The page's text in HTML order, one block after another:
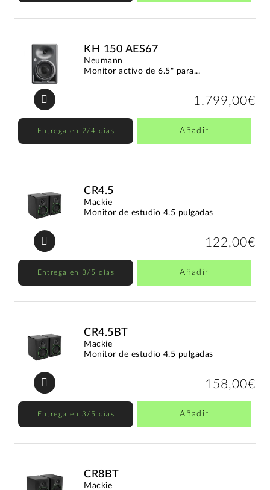
KH 150 AES67
Neumann
Monitor activo de 6.5" para...
1.799,00€
Entrega en 2/4 días Añadir
CR4.5
Mackie
Monitor de estudio 4.5 pulgadas
122,00€
Entrega en 3/5 días Añadir
CR4.5BT
Mackie
Monitor de estudio 4.5 pulgadas
158,00€
Entrega en 3/5 días Añadir
CR8BT
Mackie